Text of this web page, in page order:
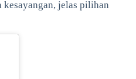
jelas pilihan